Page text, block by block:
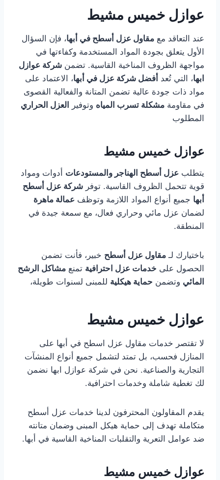
عوازل خميس مشيط
عند التعاقد مع مقاول عزل أسطح في أبها، فإن السؤال
الأول يتعلق بجودة المواد المستخدمة وكفاءتها في
مواجهة الظروف المناخية القاسية. تضمن شركة عوازل
ابها، التي تُعد أفضل شركة عزل في أبها، الاعتماد على
مواد ذات جودة عالية تضمن المتانة والفعالية القصوى
في مقاومة مشكلة تسرب المياه وتوفير
العزل الحراري
المطلوب
عوازل خميس مشيط
يتطلب عزل أسطح الهناجر والمستودعات أدوات ومواد
قوية تتحمل الظروف القاسية. توفر شركة عزل أسطح
أبها جميع أنواع المواد اللازمة وتوظف عمالة ماهرة
لضمان عزل مائي وحراري فعال، مع سمعة جيدة في
المنطقة.
باختيارك لـ مقاول عزل أسطح خبير، فأنت تضمن
الحصول على خدمات عزل احترافية تمنع مشاكل الرشح
المائي وتضمن حماية هيكلية للمبنى لسنوات طويلة،
عوازل خميس مشيط
لا تقتصر خدمات مقاول عزل اسطح في أبها على
المنازل فحسب، بل تمتد لتشمل جميع أنواع المنشآت
التجارية والصناعية. نحن في شركة عوازل ابها نضمن
لك تغطية شاملة وخدمات احترافية.
يقدم المقاولون المحترفون لدينا خدمات عزل أسطح
متكاملة تهدف إلى حماية هيكل المبنى وضمان متانته
ضد عوامل التعرية والتقلبات المناخية القاسية في أبها.
عوازل خميس مشيط